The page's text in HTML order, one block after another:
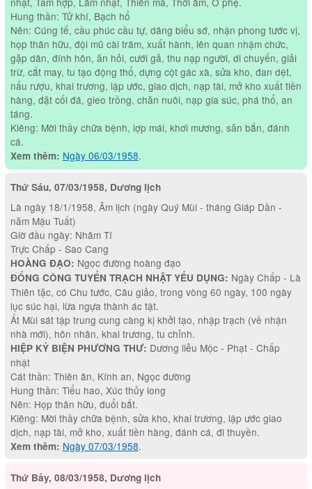
Hung thần: Tử khí, Bạch hổ
Nên: Cúng tế, cầu phúc cầu tự, dâng biểu sớ, nhận phong tước vị,
họp thân hữu, đội mũ cài trâm, xuất hành, lên quan nhậm chức,
gặp dân, đính hôn, ăn hỏi, cưới gả, thu nạp người, di chuyến, giải
trừ, cắt may, tu tạo động thổ, dựng cột gác xà, sửa kho, đan dệt,
nấu rượu, khai trương, lập ước, giao dịch, nạp tài, mở kho xuất tiền
hàng, đặt cối đá, gieo trồng, chăn nuôi, nạp gia súc, phá thổ, an
táng.
Kiêng: Mời thầy chữa bệnh, lợp mái, khơi mương, săn bắn, đánh
cá.
Xem thêm: Ngày 06/03/1958.
Thứ Sáu, 07/03/1958, Dương lịch
Là ngày 18/1/1958, Âm lịch (ngày Quý Mùi - tháng Giáp Dần -
năm Mậu Tuất)
Giờ đầu ngày: Nhâm Tí
Trực Chấp - Sao Cang
HOÀNG ĐẠO: Ngọc đường hoàng đạo
ĐỔNG CÔNG TUYỂN TRẠCH NHẬT YẾU DỤNG: Ngày Chấp - Là
Thiên tặc, có Chu tước, Câu giảo, trong vòng 60 ngày, 100 ngày
lục súc hại, lừa ngựa thành ác tật.
Ất Mùi sát tập trung cung càng kị khởi tạo, nhập trạch (về nhận
nhà mới), hôn nhân, khai trương, tu chỉnh.
HIỆP KỶ BIỆN PHƯƠNG THƯ: Dương liễu Mộc - Phạt - Chấp
nhật
Cát thần: Thiên ân, Kính an, Ngọc đường
Hung thần: Tiểu hao, Xúc thủy long
Nên: Họp thân hữu, đuổi bắt.
Kiêng: Mời thầy chữa bệnh, sửa kho, khai trương, lập ước giao
dịch, nạp tài, mở kho, xuất tiền hàng, đánh cá, đi thuyền.
Xem thêm: Ngày 07/03/1958.
Thứ Bảy, 08/03/1958, Dương lịch